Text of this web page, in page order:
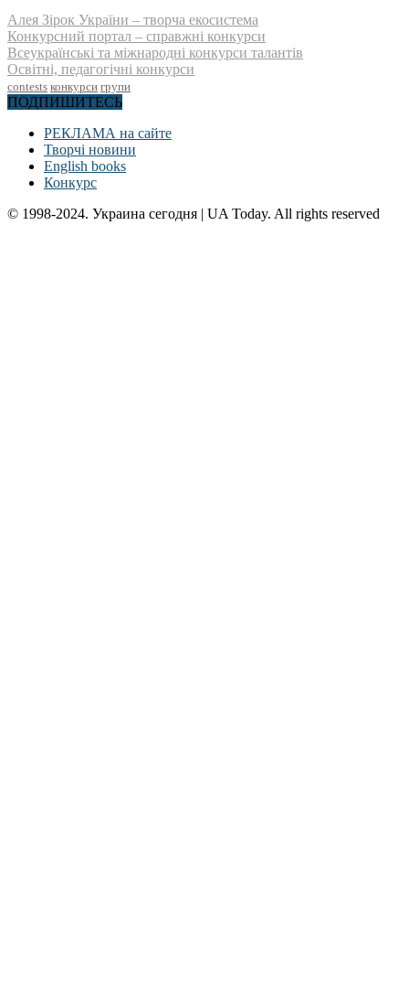
Алея Зірок України – творча екосистема
Конкурсний портал – справжні конкурси
Всеукраїнські та міжнародні конкурси талантів
Освітні, педагогічні конкурси
contests конкурси групи
ПОДПИШИТЕСЬ
РЕКЛАМА на сайте
Творчі новини
English books
Конкурс
© 1998-2024. Украина сегодня | UA Today. All rights reserved